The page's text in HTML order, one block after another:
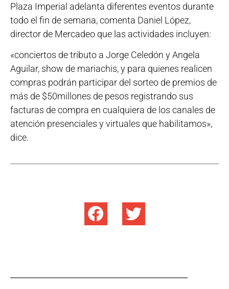
Plaza Imperial adelanta diferentes eventos durante
todo el fin de semana, comenta Daniel López,
director de Mercadeo que las actividades incluyen:
«conciertos de tributo a Jorge Celedón y Angela
Aguilar, show de mariachis, y para quienes realicen
compras podrán participar del sorteo de premios de
más de $50millones de pesos registrando sus
facturas de compra en cualquiera de los canales de
atención presenciales y virtuales que habilitamos»,
dice.